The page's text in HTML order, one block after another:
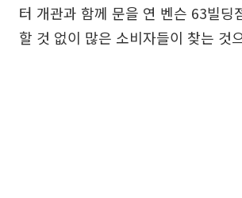
터 개관과 함께 문을 연 벤슨 63빌딩
할 것 없이 많은 소비자들이 찾는 것